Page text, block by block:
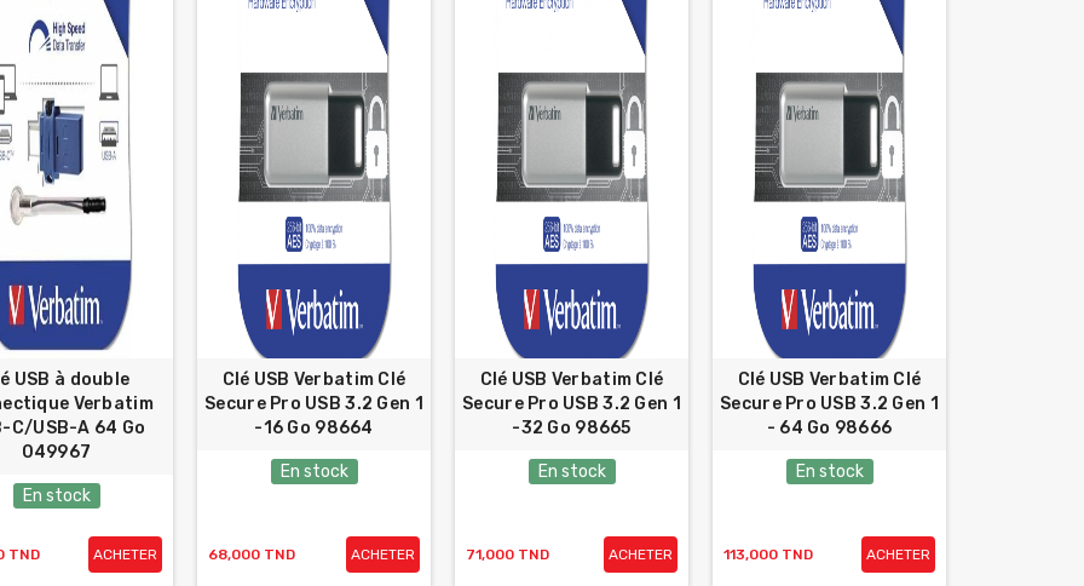
USB à double
Verbatim
C/USB-A 64 Go
049967
En stock
TND ACHETER
Clé USB Verbatim Clé
Secure Pro USB 3.2 Gen 1
-16 Go 98664
En stock
68,000 TND ACHETER
Clé USB Verbatim Clé
Secure Pro USB 3.2 Gen 1
-32 Go 98665
En stock
71,000 TND ACHETER
Clé USB Verbatim Clé
Secure Pro USB 3.2 Gen 1
- 64 Go 98666
En stock
113,000 TND ACHETER